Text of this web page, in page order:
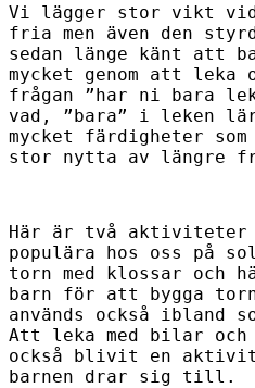
Vi lägger stor vikt vid
fria men även den
sedan länge känt att
mycket genom att
frågan ”har ni bara
vad, ”bara” i leken
mycket färdigheter
stor nytta av längre
Här är två aktiviteter
populära hos oss på
torn med klossar och
barn för att bygga
används också ibland
Att leka med bilar och
också blivit en
barnen drar sig till.